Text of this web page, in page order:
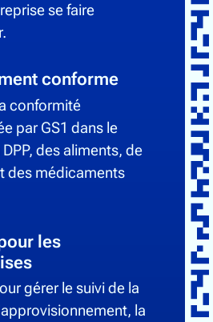
se faire
conforme
conformité
par GS1 dans le
des aliments, de
des médicaments
les
gérer le suivi de la
la